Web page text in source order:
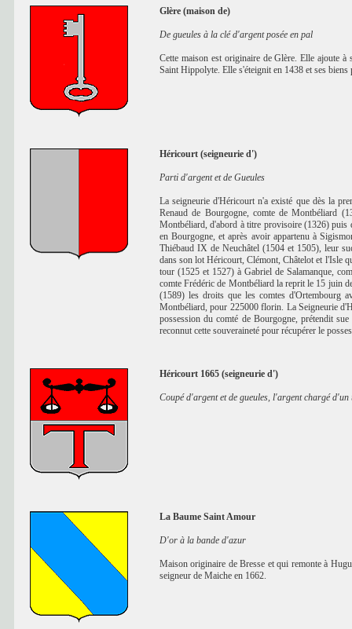
Glère (maison de)
De gueules à la clé d'argent posée en pal
Cette maison est originaire de Glère. Elle ajoute
Saint Hippolyte. Elle s'éteignit en 1438 et ses
Héricourt (seigneurie d')
Parti d'argent et de Gueules
La seigneurie d'Héricourt n'a existé que dès la
Renaud de Bourgogne, comte de Montbéliard
Montbéliard, d'abord à titre provisoire (1326) puis
en Bourgogne, et après avoir appartenu à
Thiébaud IX de Neuchâtel (1504 et 1505), leur
dans son lot Héricourt, Clémont, Châtelot et l'Isle
tour (1525 et 1527) à Gabriel de Salamanque,
comte Frédéric de Montbéliard la reprit le 15 juin
(1589) les droits que les comtes d'Ortembourg
Montbéliard, pour 225000 florin. La Seigneurie
possession du comté de Bourgogne, prétendit
reconnut cette souveraineté pour récupérer le
Héricourt 1665 (seigneurie d')
Coupé d'argent et de gueules, l'argent chargé
La Baume Saint Amour
D'or à la bande d'azur
Maison originaire de Bresse et qui remonte à
seigneur de Maiche en 1662.